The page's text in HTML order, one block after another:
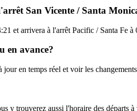
San Vicente / Santa
et arrivera à l'arrêt Pacific / Santa Fe
en avance?
en temps réel et voir les
y trouverez aussi l'horaire des départs